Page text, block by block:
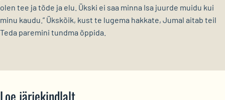
olen tee ja tõde ja elu. Ükski ei saa minna Isa juurde muidu kui
minu kaudu.” Ükskõik, kust te lugema hakkate, Jumal aitab teil
Teda paremini tundma õppida.